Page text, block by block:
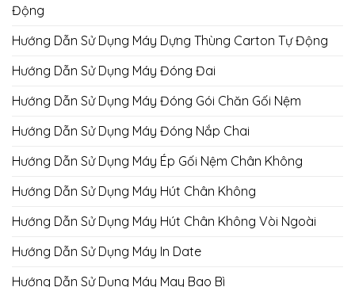
Động
Hướng Dẫn Sử Dụng Máy Dựng Thùng Carton Tự Động
Hướng Dẫn Sử Dụng Máy Đóng Đai
Hướng Dẫn Sử Dụng Máy Đóng Gói Chăn Gối Nệm
Hướng Dẫn Sử Dụng Máy Đóng Nắp Chai
Hướng Dẫn Sử Dụng Máy Ép Gối Nệm Chân Không
Hướng Dẫn Sử Dụng Máy Hút Chân Không
Hướng Dẫn Sử Dụng Máy Hút Chân Không Vòi Ngoài
Hướng Dẫn Sử Dụng Máy In Date
Hướng Dẫn Sử Dụng Máy May Bao Bì